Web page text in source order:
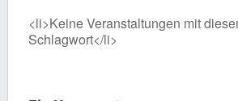
<li>Keine Veranstaltungen mit
Schlagwort</li>